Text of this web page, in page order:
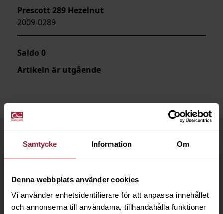
Samtycke Information Om
Denna webbplats använder cookies
Vi använder enhetsidentifierare för att anpassa innehållet
och annonserna till användarna, tillhandahålla funktioner
Prescott 289 Hezelnut
2009-0289
Saldo 0
Artikeln är utgående